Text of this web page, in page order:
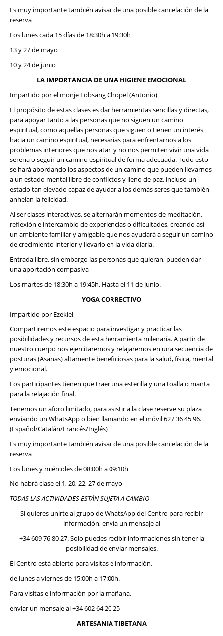
Es muy importante también avisar de una posible cancelación de la
reserva
Los lunes cada 15 días de 18:30h a 19:30h
13 y 27 de mayo
10 y 24 de junio
LA IMPORTANCIA DE UNA HIGIENE EMOCIONAL
Impartido por el monje Lobsang Chöpel (Antonio)
El propósito de estas clases es dar herramientas sencillas y directas,
para apoyar tanto a las personas que no siguen un camino
espiritual, como aquellas personas que siguen o tienen un interés
hacia un camino espiritual, necesarias para enfrentarnos a los
problemas interiores que nos atan y no nos permiten vivir una vida
serena o seguir un camino espiritual de forma adecuada. Todo esto
se hará abordando los aspectos de un camino que pueden llevarnos
a un estado mental libre de conflictos y lleno de paz, incluso un
estado tan elevado capaz de ayudar a los demás seres que también
anhelan la felicidad.
Al ser clases interactivas, se alternarán momentos de meditación,
reflexión e intercambio de experiencias o dificultades, creando así
un ambiente familiar y amigable que nos ayudará a seguir un camino
de crecimiento interior y llevarlo en la vida diaria.
Entrada libre, sin embargo las personas que quieran, pueden dar
una aportación compasiva
Los martes de 18:30h a 19:45h. Hasta el 11 de junio.
YOGA CORRECTIVO
Impartido por Ezekiel
Compartiremos este espacio para investigar y practicar las
posibilidades y recursos de esta herramienta milenaria. A partir de
nuestro cuerpo nos ejercitaremos y relajaremos en una secuencia de
posturas (Asanas) altamente beneficiosas para la salud, física, mental
y emocional.
Los participantes tienen que traer una esterilla y una toalla o manta
para la relajación final.
Tenemos un aforo limitado, para asistir a la clase reserve su plaza
enviando un WhatsApp o bien llamando en el móvil 627 36 45 96.
(Español/Catalán/Francés/Inglés)
Es muy importante también avisar de una posible cancelación de la
reserva
Los lunes y miércoles de 08:00h a 09:10h
No habrá clase el 1, 20, 22, 27 de mayo
TODAS LAS ACTIVIDADES ESTÁN SUJETA A CAMBIO
Si quieres unirte al grupo de WhatsApp del Centro para recibir
información, envía un mensaje al
+34 609 76 80 27. Solo puedes recibir informaciones sin tener la
posibilidad de enviar mensajes.
El Centro está abierto para visitas e información,
de lunes a viernes de 15:00h a 17:00h.
Para visitas e información por la mañana,
enviar un mensaje al +34 602 64 20 25
ARTESANIA TIBETANA